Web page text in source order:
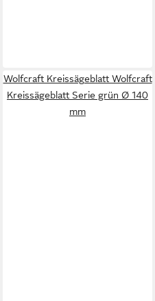
Wolfcraft Kreissägeblatt Wolfcraft
Kreissägeblatt Serie grün Ø 140
mm